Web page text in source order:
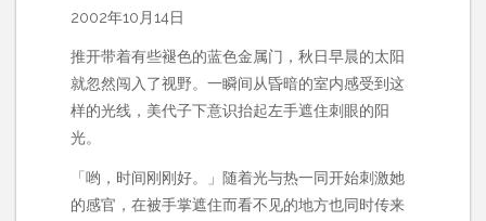
2002年10月14日
推开带着有些褪色的蓝色金属门，秋日早晨的太阳
就忽然闯入了视野。一瞬间从昏暗的室内感受到这
样的光线，美代子下意识抬起左手遮住刺眼的阳
光。
「哟，时间刚刚好。」随着光与热一同开始刺激她
的感官，在被手掌遮住而看不见的地方也同时传来